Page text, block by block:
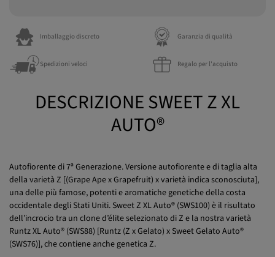
Imballaggio discreto Garanzia di qualità
Spedizioni veloci Regalo per l'acquisto
DESCRIZIONE SWEET Z XL
AUTO®
Autofiorente di 7ª Generazione. Versione autofiorente e di taglia alta
della varietà Z [(Grape Ape x Grapefruit) x varietà indica sconosciuta],
una delle più famose, potenti e aromatiche genetiche della costa
occidentale degli Stati Uniti. Sweet Z XL Auto® (SWS100) è il risultato
dell’incrocio tra un clone d’élite selezionato di Z e la nostra varietà
Runtz XL Auto® (SWS88) [Runtz (Z x Gelato) x Sweet Gelato Auto®
(SWS76)], che contiene anche genetica Z.